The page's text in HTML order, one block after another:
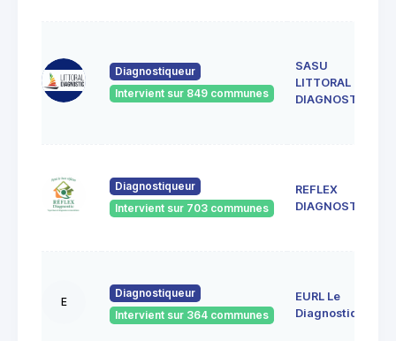
Diagnostiqueur
Intervient sur 849 communes
SASU
LITTORAL
DIAGNOSTIC
Diagnostiqueur
Intervient sur 703 communes
REFLEX
DIAGNOSTIC
E
Diagnostiqueur
Intervient sur 364 communes
EURL Le
Diagnostiqueur